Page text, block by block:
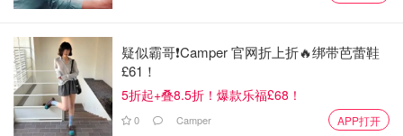
疑似霸哥❗️Camper 官网折上折🔥绑带芭蕾鞋
£61！
5折起+叠8.5折！爆款乐福£68！
0 Camper APP打开